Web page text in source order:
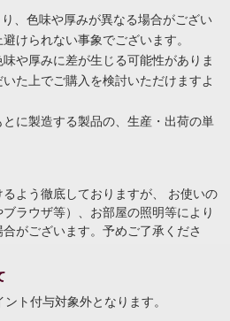
、色味や厚みが異なる場合がござい
けられない事象でございます。
や厚みに差が生じる可能性がありま
た上でご購入を検討いただけますよ
とに製造する製品の、生産・出荷の単
よう徹底しておりますが、 お使いの
ラウザ等）、お部屋の照明等により
がございます。予めご了承くださ
ト付与対象外となります。